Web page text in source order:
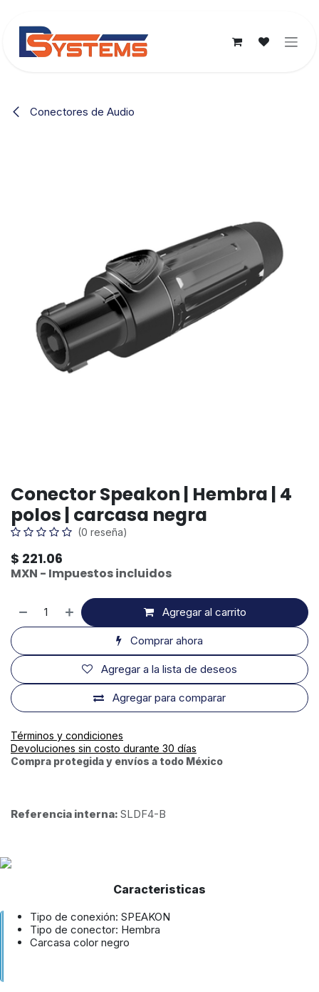
Conectores de Audio
Conector Speakon | Hembra | 4
polos | carcasa negra
(0 reseña)
$ 221.06
MXN - Impuestos incluidos
Agregar al carrito
Comprar ahora
Agregar para comparar
Agregar a la lista de deseos
Términos y condiciones
Devoluciones sin costo durante 30 días
Compra protegida y envíos a todo México
Referencia interna: SLDF4-B
Caracteristicas
Tipo de conexión: SPEAKON
Tipo de conector: Hembra
Carcasa color negro